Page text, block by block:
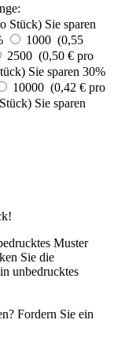
Stück) Sie sparen
1000 (0,55
2500 (0,50 € pro
Sie sparen 30%
10000 (0,42 € pro
Sie sparen
Muster
Sie die
unbedrucktes
Fordern Sie ein